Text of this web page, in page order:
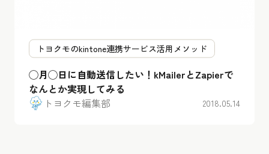
トヨクモのkintone連携サービス活用メソッド
◯月◯日に自動送信したい！kMailerとZapierで
なんとか実現してみる
トヨクモ編集部
2018.05.14